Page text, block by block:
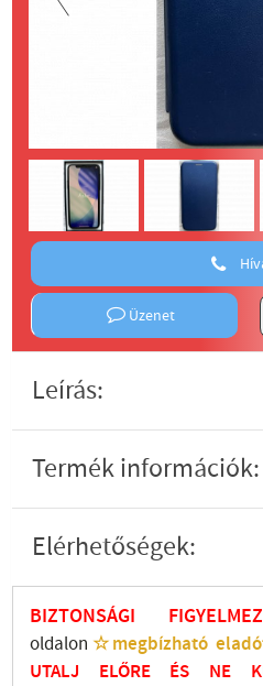
Üzenet
Leírás:
Termék információk:
Elérhetőségek:
BIZTONSÁGI
oldalon ☆megbízható
UTALJ ELŐRE ÉS NE